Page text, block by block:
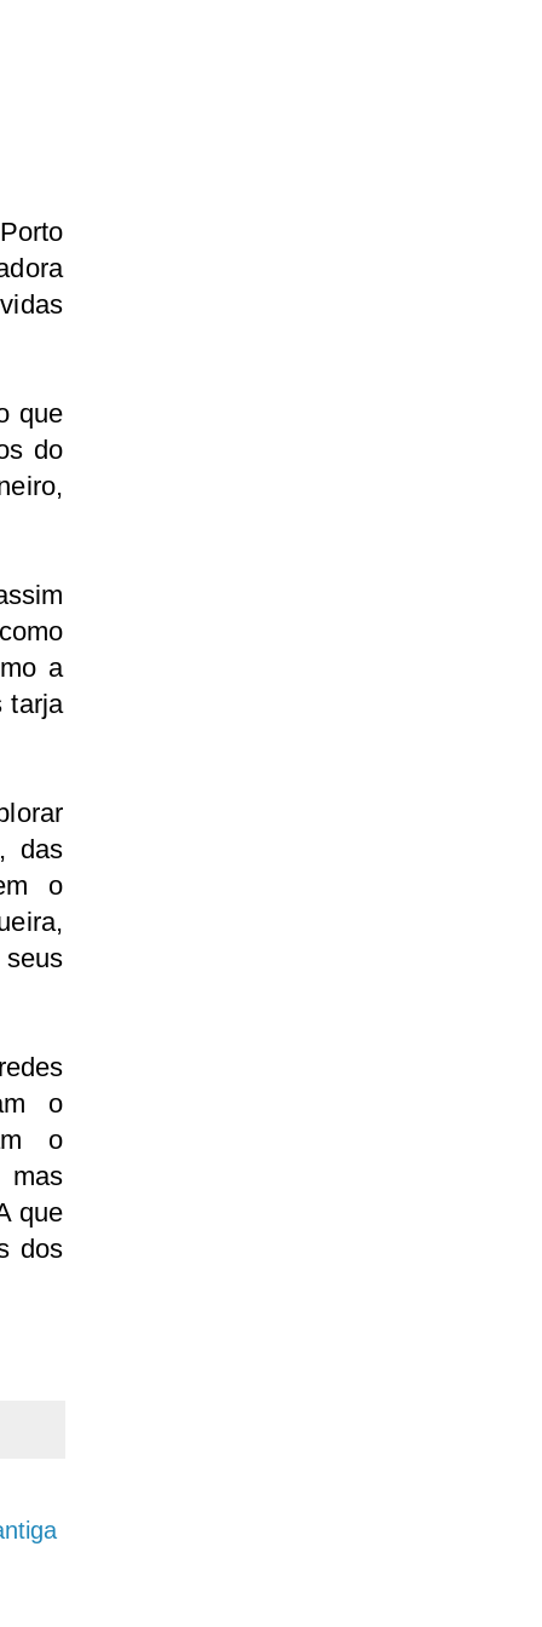
que
do
a
tarja
das
o
o
o
mas
que
dos